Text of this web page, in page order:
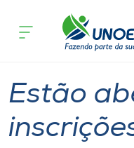
Cursos
Pesquisa
acontece
Estão